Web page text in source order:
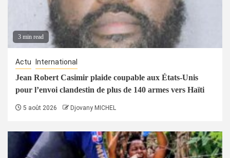
3 min read
Actu International
Jean Robert Casimir plaide coupable aux États-Unis
pour l’envoi clandestin de plus de 140 armes vers Haïti
5 août 2026 Djovany MICHEL